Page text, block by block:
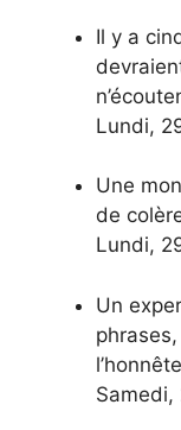
Il y a
Lundi,
Une
de
Lundi,
Un
Samedi,